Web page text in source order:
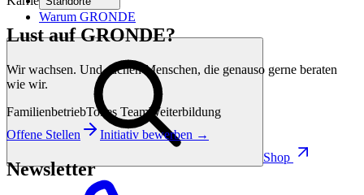
Warum GRONDE
Shop
Lust auf GRONDE?
Wir wachsen. Und suchen Menschen, die genauso gerne beraten
wie wir.
FamilienbetriebTolles TeamWeiterbildung
Offene Stellen
Initiativ bewerben →
Newsletter